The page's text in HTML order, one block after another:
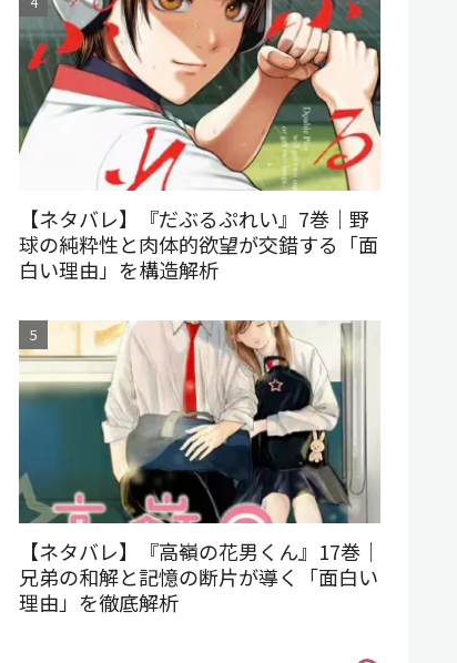
【ネタバレ】『だぶるぷれい』7巻｜野
球の純粋性と肉体的欲望が交錯する「面
白い理由」を構造解析
【ネタバレ】『高嶺の花男くん』17巻｜
兄弟の和解と記憶の断片が導く「面白い
理由」を徹底解析